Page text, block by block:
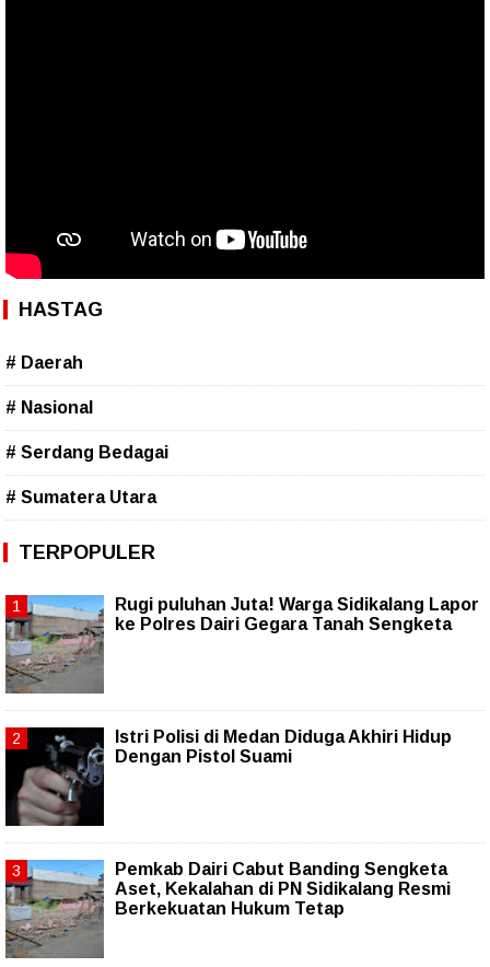
HASTAG
# Daerah
# Nasional
# Serdang Bedagai
# Sumatera Utara
TERPOPULER
Rugi puluhan Juta! Warga Sidikalang Lapor
ke Polres Dairi Gegara Tanah Sengketa
Istri Polisi di Medan Diduga Akhiri Hidup
Dengan Pistol Suami
Pemkab Dairi Cabut Banding Sengketa
Aset, Kekalahan di PN Sidikalang Resmi
Berkekuatan Hukum Tetap